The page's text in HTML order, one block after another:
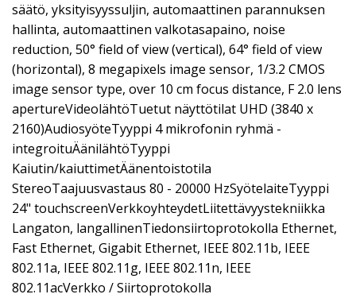
säätö, yksityisyyssuljin, automaattinen parannuksen
hallinta, automaattinen valkotasapaino, noise
reduction, 50° field of view (vertical), 64° field of view
(horizontal), 8 megapixels image sensor, 1/3.2 CMOS
image sensor type, over 10 cm focus distance, F 2.0 lens
apertureVideolähtöTuetut näyttötilat UHD (3840 x
2160)AudiosyöteTyyppi 4 mikrofonin ryhmä -
integroituÄänilähtöTyyppi
Kaiutin/kaiuttimetÄänentoistotila
StereoTaajuusvastaus 80 - 20000 HzSyötelaiteTyyppi
24" touchscreenVerkkoyhteydetLiitettävyystekniikka
Langaton, langallinenTiedonsiirtoprotokolla Ethernet,
Fast Ethernet, Gigabit Ethernet, IEEE 802.11b, IEEE
802.11a, IEEE 802.11g, IEEE 802.11n, IEEE
802.11acVerkko / Siirtoprotokolla